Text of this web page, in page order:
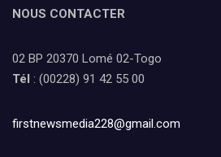
NOUS CONTACTER
02 BP 20370 Lomé 02-Togo
Tél : (00228) 91 42 55 00
firstnewsmedia228@gmail.com